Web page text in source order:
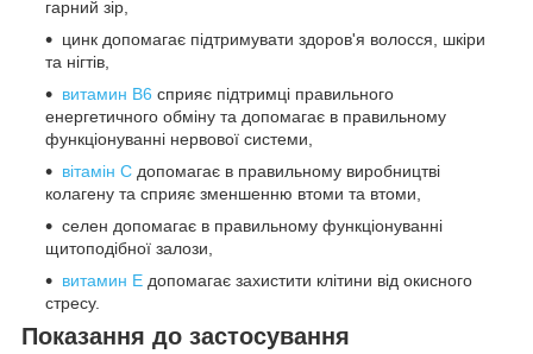
гарний зір,
цинк допомагає підтримувати здоров'я волосся, шкіри
та нігтів,
витамин B6 сприяє підтримці правильного
енергетичного обміну та допомагає в правильному
функціонуванні нервової системи,
вітамін С допомагає в правильному виробництві
колагену та сприяє зменшенню втоми та втоми,
селен допомагає в правильному функціонуванні
щитоподібної залози,
витамин Е допомагає захистити клітини від окисного
стресу.
Показання до застосування